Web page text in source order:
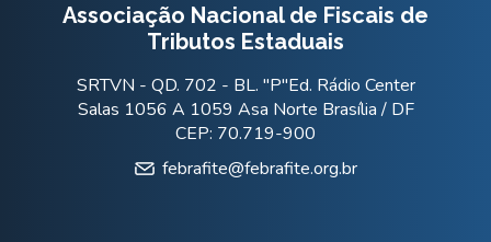
Associação Nacional de Fiscais de
Tributos Estaduais
SRTVN - QD. 702 - BL. "P"Ed. Rádio Center
Salas 1056 A 1059 Asa Norte Brasília / DF
CEP: 70.719-900
febrafite@febrafite.org.br